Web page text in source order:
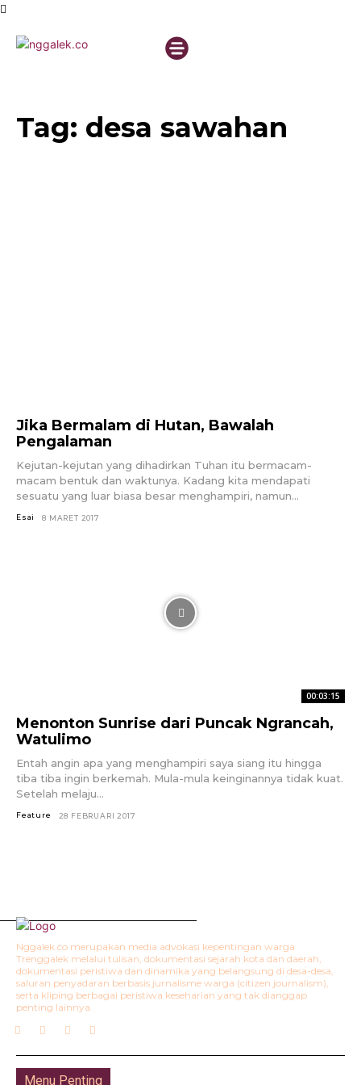
Tag: desa sawahan
Jika Bermalam di Hutan, Bawalah
Pengalaman
Kejutan-kejutan yang dihadirkan Tuhan itu bermacam-
macam bentuk dan waktunya. Kadang kita mendapati
sesuatu yang luar biasa besar menghampiri, namun...
Esai 8 MARET 2017
00:03:15
Menonton Sunrise dari Puncak Ngrancah,
Watulimo
Entah angin apa yang menghampiri saya siang itu hingga
tiba tiba ingin berkemah. Mula-mula keinginannya tidak kuat.
Setelah melaju...
Feature 28 FEBRUARI 2017
Nggalek.co merupakan media advokasi kepentingan warga
Trenggalek melalui tulisan, dokumentasi sejarah kota dan daerah,
dokumentasi peristiwa dan dinamika yang belangsung di desa-desa,
saluran penyadaran berbasis jurnalisme warga (citizen journalism),
serta kliping berbagai peristiwa keseharian yang tak dianggap
penting lainnya.
Menu Penting